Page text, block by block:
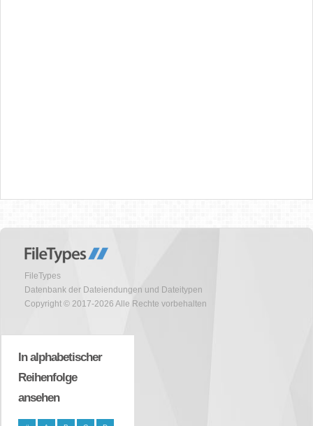
FileTypes
Datenbank der Dateiendungen und Dateitypen
Copyright © 2017-2026 Alle Rechte vorbehalten
In alphabetischer
Reihenfolge
ansehen